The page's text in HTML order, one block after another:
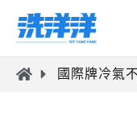
國際牌冷氣